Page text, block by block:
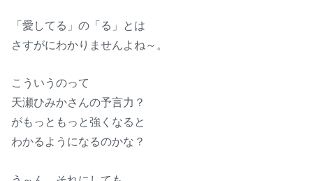
「愛してる」の「る」とは
さすがにわかりませんよね～。
こういうのって
天瀬ひみかさんの予言力？
がもっともっと強くなると
わかるようになるのかな？